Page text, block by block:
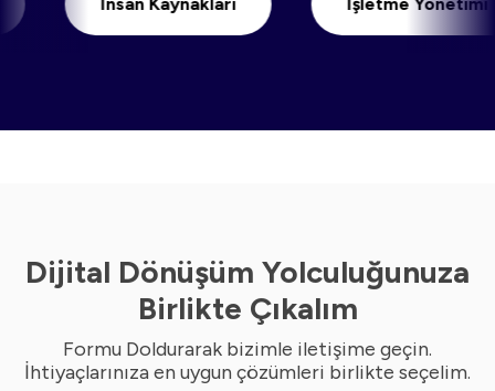
Dijital Dönüşüm Yolculuğunuza
Birlikte Çıkalım
Formu Doldurarak bizimle iletişime geçin.
İhtiyaçlarınıza en uygun çözümleri birlikte seçelim.